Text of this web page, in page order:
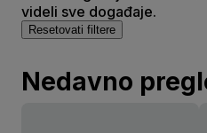
videli sve događaje.
Resetovati filtere
Nedavno